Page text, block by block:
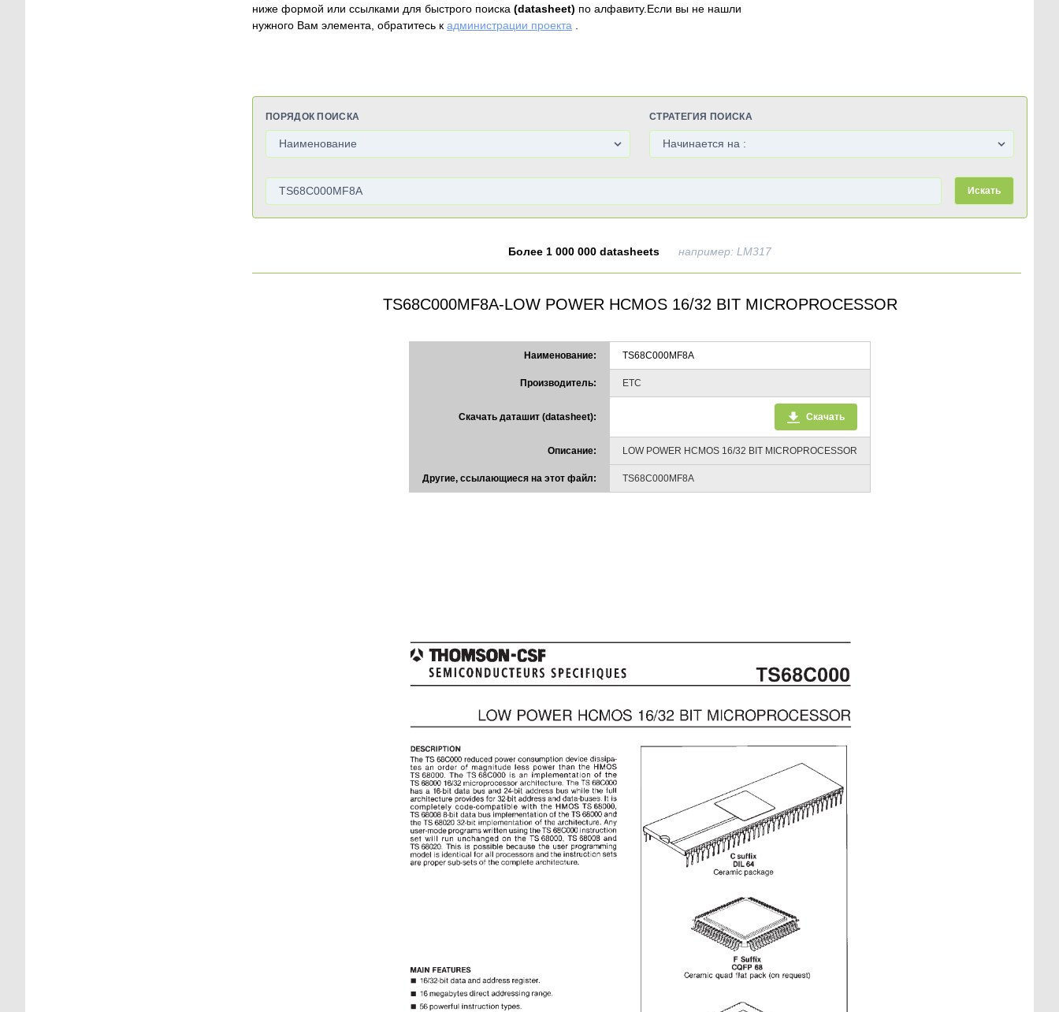
ниже формой или ссылками для быстрого поиска (datasheet) по алфавиту.Если вы не нашли
нужного Вам элемента, обратитесь к администрации проекта .
ПОРЯДОК ПОИСКА СТРАТЕГИЯ ПОИСКА
Искать
Более 1 000 000 datasheets например: LM317
TS68C000MF8A-LOW POWER HCMOS 16/32 BIT MICROPROCESSOR
Наименование: TS68C000MF8A
Производитель: ETC
Скачать даташит (datasheet): Скачать
Описание: LOW POWER HCMOS 16/32 BIT MICROPROCESSOR
Другие, ссылающиеся на этот файл: TS68C000MF8A